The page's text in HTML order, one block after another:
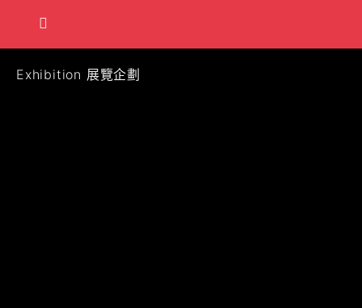
Exhibition 展覽企劃